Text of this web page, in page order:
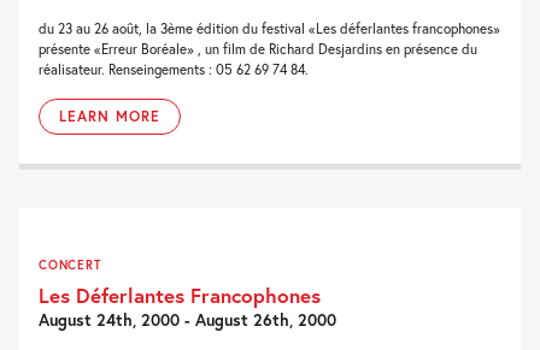
du 23 au 26 août, la 3ème édition du festival «Les déferlantes francophones»
présente «Erreur Boréale» , un film de Richard Desjardins en présence du
réalisateur. Renseingements : 05 62 69 74 84.
LEARN MORE
CONCERT
Les Déferlantes Francophones
August 24th, 2000 - August 26th, 2000